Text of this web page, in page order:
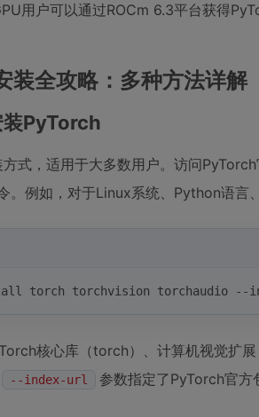
用户可以通过ROCm 6.3平台获得
装全攻略：多种方法详解
PyTorch
式，适用于大多数用户。访问
。例如，对于Linux系统、Python语言
torch torchvision torchaudio --
核心库（torch）、计算机视觉扩
--index-url
参数指定了PyTorch官方